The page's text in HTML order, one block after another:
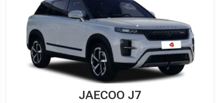
JAECOO J7